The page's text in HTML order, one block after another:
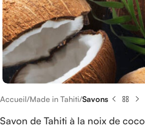
Accueil Made in Tahiti Savons
Savon de Tahiti à la noix de coco